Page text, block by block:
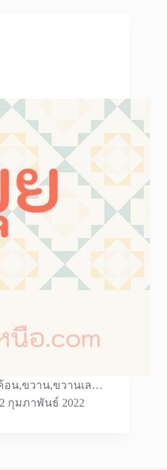
อน,ขวาน,ขวานเล…
2 กุมภาพันธ์ 2022